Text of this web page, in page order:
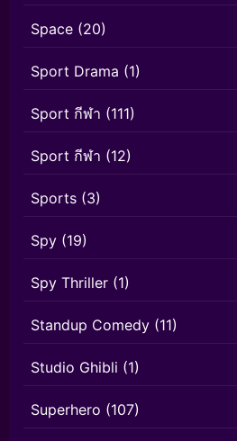
Space (20)
Sport Drama (1)
Sport กีฬา (111)
Sport กีฬา (12)
Sports (3)
Spy (19)
Spy Thriller (1)
Standup Comedy (11)
Studio Ghibli (1)
Superhero (107)